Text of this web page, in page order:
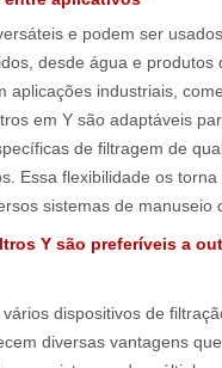
e podem ser
desde água e produtos
aplicações industriais,
em Y são adaptáveis
de filtragem de
Essa flexibilidade os
sistemas de manuseio
Y são preferíveis a
dispositivos de
diversas vantagens